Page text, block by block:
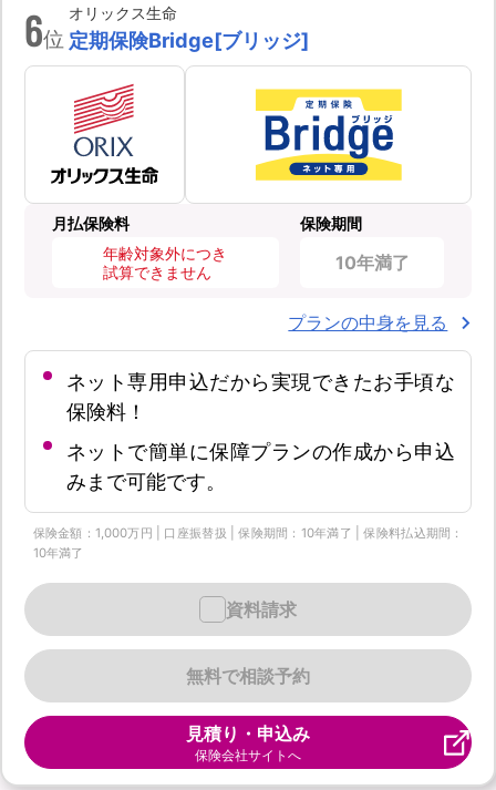
6位
オリックス生命
定期保険Bridge[ブリッジ]
月払保険料
年齢対象外につき
試算できません
保険期間
10年満了
プランの中身を見る
ネット専用申込だから実現できたお手頃な
保険料！
ネットで簡単に保障プランの作成から申込
みまで可能です。
保険金額：1,000万円 | 口座振替扱 | 保険期間：10年満了 | 保険料払込期間：
10年満了
無料で相談予約
資料請求
見積り・申込み
保険会社サイトへ